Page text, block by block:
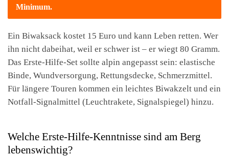
Minimum.
Ein Biwaksack kostet 15 Euro und kann Leben retten. Wer
ihn nicht dabeihat, weil er schwer ist – er wiegt 80 Gramm.
Das Erste-Hilfe-Set sollte alpin angepasst sein: elastische
Binde, Wundversorgung, Rettungsdecke, Schmerzmittel.
Für längere Touren kommen ein leichtes Biwakzelt und ein
Notfall-Signalmittel (Leuchtrakete, Signalspiegel) hinzu.
Welche Erste-Hilfe-Kenntnisse sind am Berg
lebenswichtig?